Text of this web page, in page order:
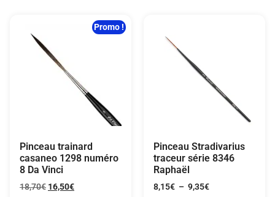
Promo !
Pinceau trainard
casaneo 1298 numéro
8 Da Vinci
18,70€ 16,50€
Pinceau Stradivarius
traceur série 8346
Raphaël
8,15€ – 9,35€